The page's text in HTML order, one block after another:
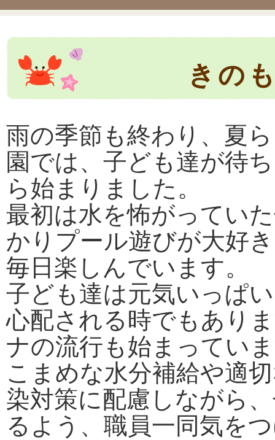
きの
雨の季節も終わり、夏
園では、子ども達が待
ら始まりました。
最初は水を怖がってい
かりプール遊びが大好
毎日楽しんでいます。
子ども達は元気いっぱ
心配される時でもあり
ナの流行も始まってい
こまめな水分補給や適
染対策に配慮しながら
るよう、職員一同気を